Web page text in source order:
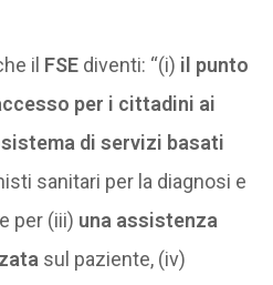
il FSEdiventi: “(i) il punto
per i cittadini ai
di servizi basati
sanitari per la diagnosi e
per (iii) una assistenza
sul paziente, (iv)